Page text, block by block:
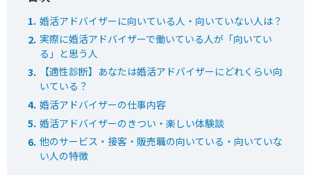
婚活アドバイザーに向いている人・向いていない人は？
実際に婚活アドバイザーで働いている人が「向いてい
る」と思う人
【適性診断】あなたは婚活アドバイザーにどれくらい向
いている？
婚活アドバイザーの仕事内容
婚活アドバイザーのきつい・楽しい体験談
他のサービス・接客・販売職の向いている・向いていな
い人の特徴